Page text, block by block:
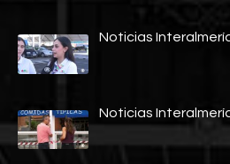
Noticias
Noticias